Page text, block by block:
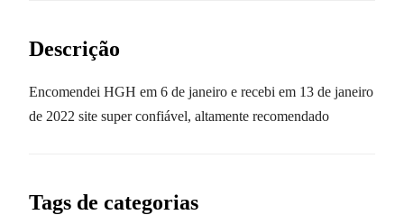
Descrição
Encomendei HGH em 6 de janeiro e recebi em 13 de janeiro
de 2022 site super confiável, altamente recomendado
Tags de categorias